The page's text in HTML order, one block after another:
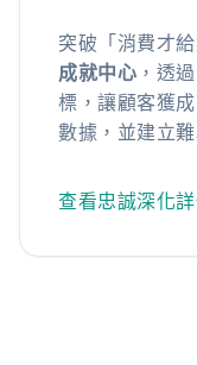
突破「消費才
成就中心 ，透
標，讓顧客獲
數據，並建立
查看忠誠深化